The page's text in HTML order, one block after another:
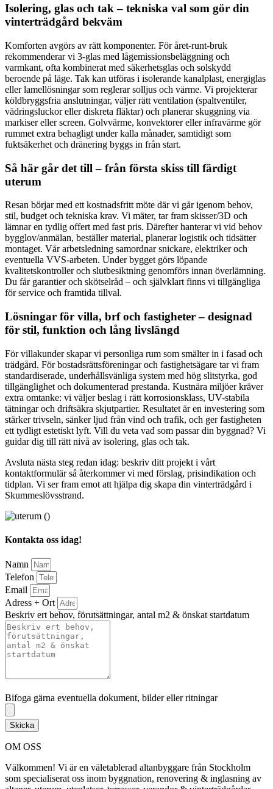
Isolering, glas och tak – tekniska val som gör din
vinterträdgård bekväm
Komforten avgörs av rätt komponenter. För året-runt-bruk
rekommenderar vi 3-glas med lågemissionsbeläggning och
varmkant, ofta kombinerat med säkerhetsglas och solskydd
beroende på läge. Tak kan utföras i isolerande kanalplast, energiglas
eller lamellösningar som reglerar solljus och värme. Vi projekterar
köldbryggsfria anslutningar, väljer rätt ventilation (spaltventiler,
vädringsluckor eller diskreta fläktar) och planerar skuggning via
markiser eller screen. Golvvärme, konvektorer eller infravärme gör
rummet extra behagligt under kalla månader, samtidigt som
fuktsäkerhet och dränering byggs in från start.
Så här går det till – från första skiss till färdigt
uterum
Resan börjar med ett kostnadsfritt möte där vi går igenom behov,
stil, budget och tekniska krav. Vi mäter, tar fram skisser/3D och
lämnar en tydlig offert med fast pris. Därefter hanterar vi vid behov
bygglov/anmälan, beställer material, planerar logistik och tidsätter
montaget. Vår arbetsledning samordnar snickare, elektriker och
eventuella VVS-arbeten. Under bygget görs löpande
kvalitetskontroller och slutbesiktning genomförs innan överlämning.
Du får garantier och skötselråd – och självklart finns vi tillgängliga
för service och framtida tillval.
Lösningar för villa, brf och fastigheter – designad
för stil, funktion och lång livslängd
För villakunder skapar vi personliga rum som smälter in i fasad och
trädgård. För bostadsrättsföreningar och fastighetsägare tar vi fram
standardiserade, underhållsvänliga system med hög slitstyrka, god
tillgänglighet och dokumenterad prestanda. Kustnära miljöer kräver
extra omtanke: vi väljer beslag i rätt korrosionsklass, UV-stabila
tätningar och driftsäkra skjutpartier. Resultatet är en investering som
stärker trivseln, sänker ljud från vind och trafik, och ger fastigheten
ett tydligt estetiskt lyft. Vill du veta vad som passar din byggnad? Vi
guidar dig till rätt nivå av isolering, glas och tak.
Avsluta nästa steg redan idag: beskriv ditt projekt i vårt
kontaktformulär så återkommer vi med förslag, prisindikation och
tidplan. Vi ser fram emot att hjälpa dig skapa din vinterträdgård i
Skummeslövsstrand.
Kontakta oss idag!
Namn
Telefon
Email
Adress + Ort
Beskriv ert behov, förutsättningar, antal m2 & önskat startdatum
Bifoga gärna eventuella dokument, bilder eller ritningar
Skicka
OM OSS
Välkommen! Vi är en väletablerad altanbyggare från Stockholm
som specialiserat oss inom byggnation, renovering & inglasning av